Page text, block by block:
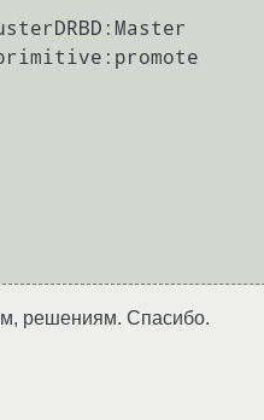
решениям. Спасибо.